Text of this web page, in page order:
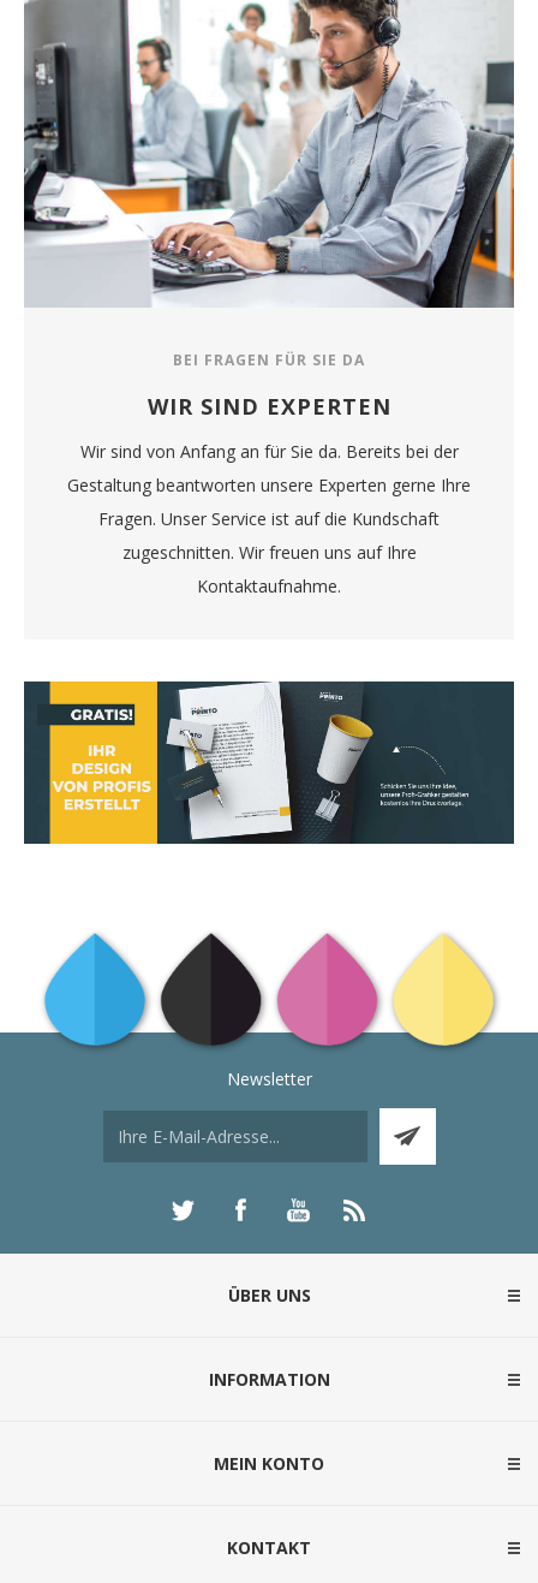
BEI FRAGEN FÜR SIE DA
WIR SIND EXPERTEN
Wir sind von Anfang an für Sie da. Bereits bei der
Gestaltung beantworten unsere Experten gerne Ihre
Fragen. Unser Service ist auf die Kundschaft
zugeschnitten. Wir freuen uns auf Ihre
Kontaktaufnahme.
Newsletter
ÜBER UNS
INFORMATION
MEIN KONTO
KONTAKT